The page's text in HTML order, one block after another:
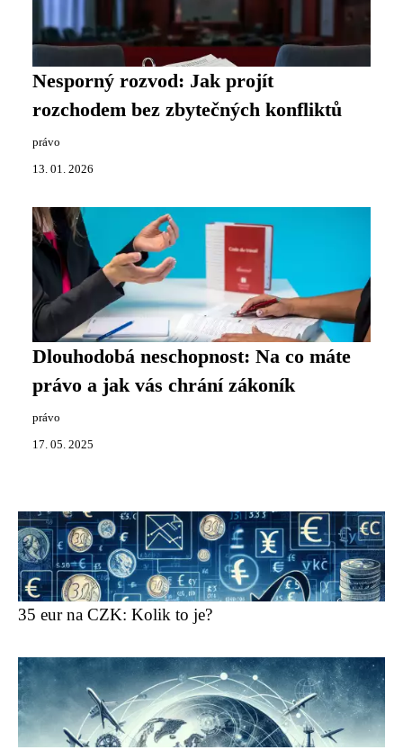
Nesporný rozvod: Jak projít
rozchodem bez zbytečných konfliktů
právo
13. 01. 2026
Dlouhodobá neschopnost: Na co máte
právo a jak vás chrání zákoník
právo
17. 05. 2025
35 eur na CZK: Kolik to je?